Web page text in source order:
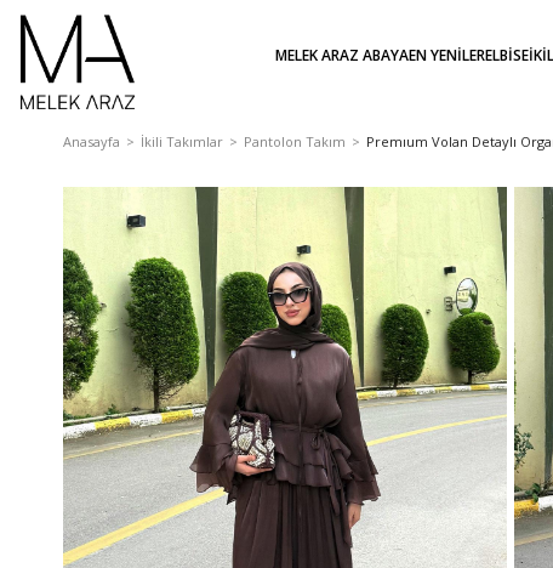
MELEK ARAZ ABAYAEN YENİLERELBİSE
Anasayfa İkili Takımlar Pantolon Takım Premıum Volan Detaylı